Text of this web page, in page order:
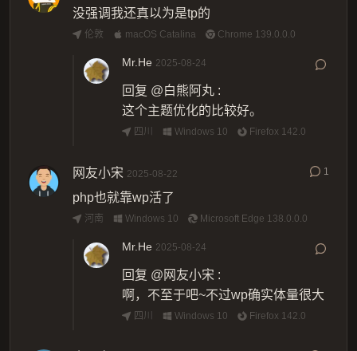
没强调我还真以为是tp的
伦敦 macOS Catalina Chrome 139.0.0.0
Mr.He 2025-08-24
回复 @白熊阿丸 :
这个主题优化的比较好。
四川 Windows 10 Firefox 142.0
网友小宋 2025-08-22 1
php也就靠wp活了
河南 Windows 10 Microsoft Edge 138.0.0.0
Mr.He 2025-08-24
回复 @网友小宋 :
啊，不至于吧~不过wp确实体量很大
四川 Windows 10 Firefox 142.0